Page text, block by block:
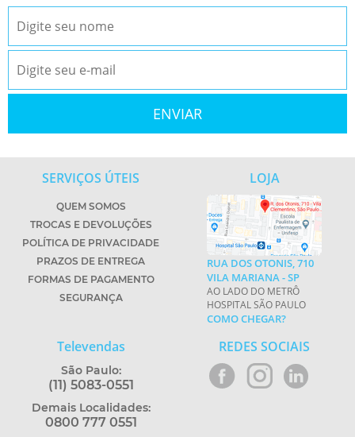
SERVIÇOS ÚTEIS
QUEM SOMOS
TROCAS E DEVOLUÇÕES
POLÍTICA DE PRIVACIDADE
PRAZOS DE ENTREGA
FORMAS DE PAGAMENTO
SEGURANÇA
LOJA
RUA DOS OTONIS, 710
VILA MARIANA - SP
AO LADO DO METRÔ
HOSPITAL SÃO PAULO
COMO CHEGAR?
Televendas
São Paulo:
(11) 5083-0551
Demais Localidades:
0800 777 0551
REDES SOCIAIS